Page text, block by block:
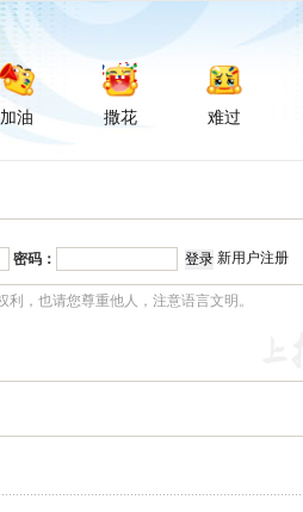
加油 撒花 难过
密码： 新用户注册